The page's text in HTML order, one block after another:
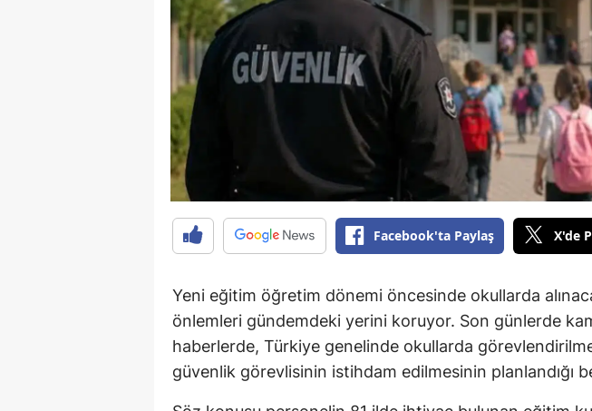
Facebook'ta Paylaş X'de
Yeni eğitim öğretim dönemi öncesinde okullarda
önlemleri gündemdeki yerini koruyor. Son günlerde
haberlerde, Türkiye genelinde okullarda
güvenlik görevlisinin istihdam edilmesinin planlandığı